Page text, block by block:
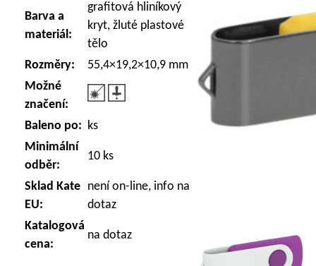
Barva a
materiál:
grafitová hliníkový
kryt, žluté plastové
tělo
Rozměry:
55,4×19,2×10,9 mm
Možné
značení:
Baleno po: ks
Minimální
odběr:
10 ks
Sklad Kate
EU:
není on-line, info na
dotaz
Katalogová
cena:
na dotaz